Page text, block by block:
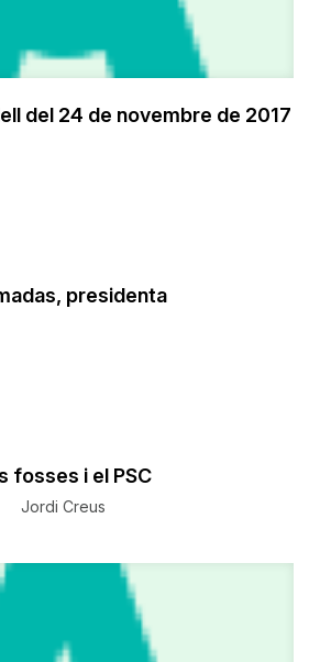
del 24 de novembre de 2017
presidenta
fosses i el PSC
Jordi Creus